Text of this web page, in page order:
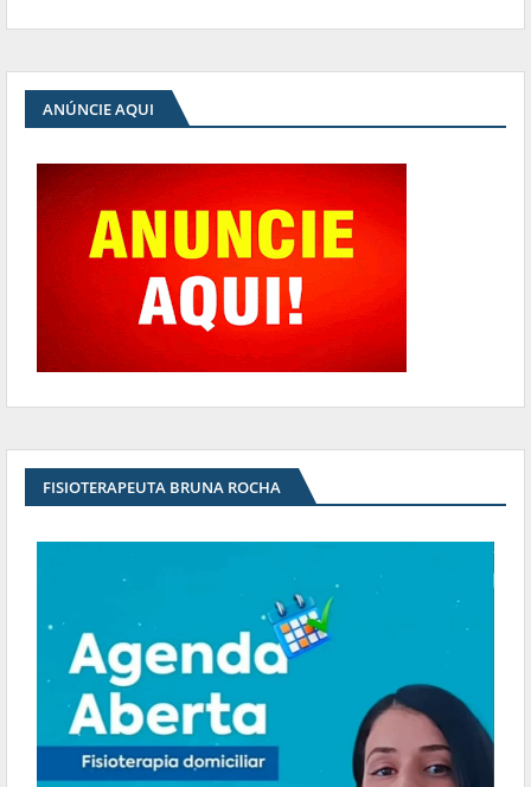
ANÚNCIE AQUI
FISIOTERAPEUTA BRUNA ROCHA